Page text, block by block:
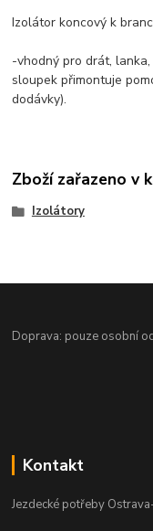
Izolátor koncový k
-vhodný pro drát,
sloupek přimontuje
dodávky).
Zboží zařazeno v
Izolátory
Doprava: pouze osobní
Kontakt
Jezdecké potřeby